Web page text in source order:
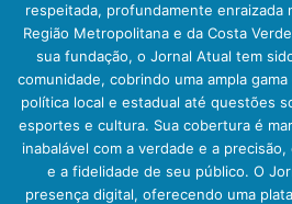
respeitada, profundamente enraizada
Região Metropolitana e da Costa
sua fundação, o Jornal Atual tem
comunidade, cobrindo uma ampla
política local e estadual até questões
esportes e cultura. Sua cobertura é
inabalável com a verdade e a
e a fidelidade de seu público. O
presença digital, oferecendo uma